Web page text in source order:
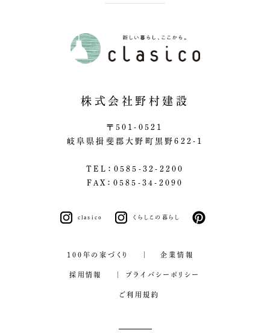
株式会社野村建設
〒501-0521
岐阜県揖斐郡大野町黒野622-1
TEL：0585-32-2200
FAX：0585-34-2090
clasico くらしこの暮らし
100年の家づくり 企業情報
採用情報 プライバシーポリシー
ご利用規約